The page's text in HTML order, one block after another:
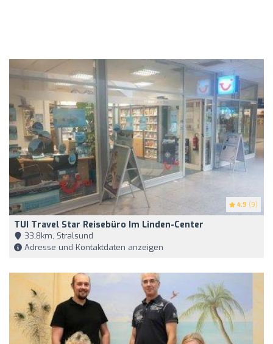
4.9 (9)
TUI Travel Star Reisebüro Im Linden-Center
33,8km, Stralsund
Adresse und Kontaktdaten anzeigen